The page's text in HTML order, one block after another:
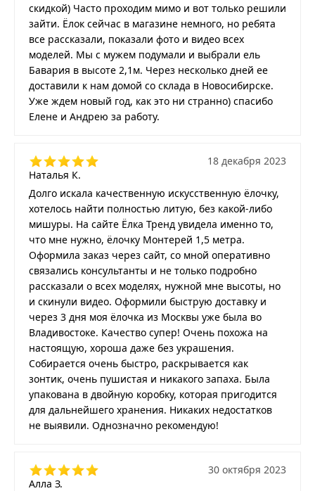
скидкой) Часто проходим мимо и вот только решили
зайти. Ёлок сейчас в магазине немного, но ребята
все рассказали, показали фото и видео всех
моделей. Мы с мужем подумали и выбрали ель
Бавария в высоте 2,1м. Через несколько дней ее
доставили к нам домой со склада в Новосибирске.
Уже ждем новый год, как это ни странно) спасибо
Елене и Андрею за работу.
Наталья К.
18 декабря 2023
Долго искала качественную искусственную ёлочку,
хотелось найти полностью литую, без какой-либо
мишуры. На сайте Ёлка Тренд увидела именно то,
что мне нужно, ёлочку Монтерей 1,5 метра.
Оформила заказ через сайт, со мной оперативно
связались консультанты и не только подробно
рассказали о всех моделях, нужной мне высоты, но
и скинули видео. Оформили быструю доставку и
через 3 дня моя ёлочка из Москвы уже была во
Владивостоке. Качество супер! Очень похожа на
настоящую, хороша даже без украшения.
Собирается очень быстро, раскрывается как
зонтик, очень пушистая и никакого запаха. Была
упакована в двойную коробку, которая пригодится
для дальнейшего хранения. Никаких недостатков
не выявили. Однозначно рекомендую!
Алла З.
30 октября 2023